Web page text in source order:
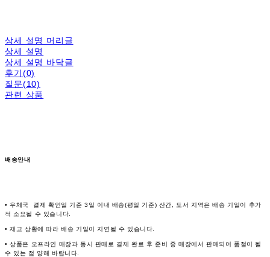
상세 설명 머리글
상세 설명
상세 설명 바닥글
후기(0)
질문(10)
관련 상품
배송안내
• 우체국 결제 확인일 기준 3일 이내 배송(평일 기준) 산간, 도서 지역은 배송 기일이 추가
적 소요될 수 있습니다.
• 재고 상황에 따라 배송 기일이 지연될 수 있습니다.
• 상품은 오프라인 매장과 동시 판매로 결제 완료 후 준비 중 매장에서 판매되어 품절이 될
수 있는 점 양해 바랍니다.